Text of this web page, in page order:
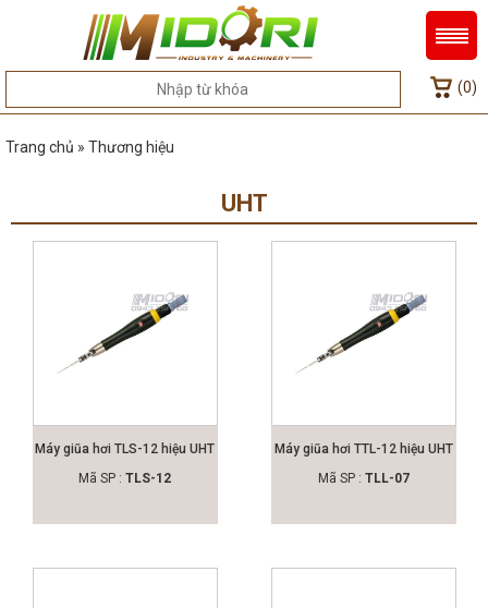
(0)
Trang chủ » Thương hiệu
UHT
Máy giũa hơi TLS-12 hiệu UHT
Mã SP : TLS-12
Máy giũa hơi TTL-12 hiệu UHT
Mã SP : TLL-07